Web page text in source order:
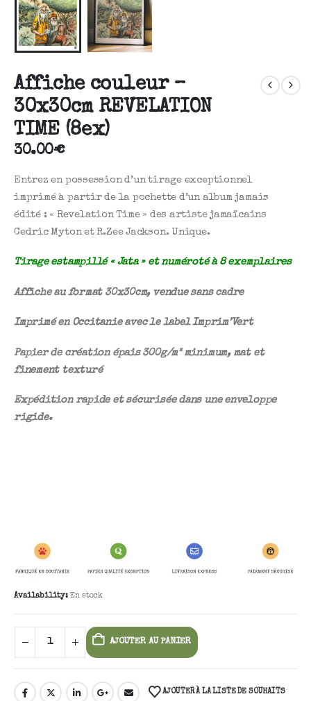
Affiche couleur –
30x30cm REVELATION
TIME (8ex)
30.00€
Entrez en possession d’un tirage exceptionnel
imprimé à partir de la pochette d’un album jamais
édité : « Revelation Time » des artiste jamaïcains
Cedric Myton et R.Zee Jackson. Unique.
Tirage estampillé « Jata » et numéroté à 8 exemplaires
Affiche au format 30x30cm, vendue sans cadre
Imprimé en Occitanie avec le label Imprim’Vert
Papier de création épais 300g/m² minimum, mat et
finement texturé
Expédition rapide et sécurisée dans une enveloppe
rigide.
Availability: En stock
AJOUTER AU PANIER
AJOUTER À LA LISTE DE SOUHAITS